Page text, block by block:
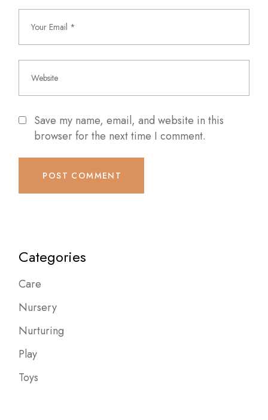
Save my name, email, and website in this
browser for the next time I comment.
POST COMMENT
Categories
Care
Nursery
Nurturing
Play
Toys